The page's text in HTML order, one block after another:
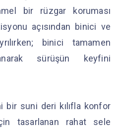
bir rüzgar koruması
açısından binici ve
binici tamamen
sürüşün keyfini
bir suni deri kılıfla konfor
tasarlanan rahat sele